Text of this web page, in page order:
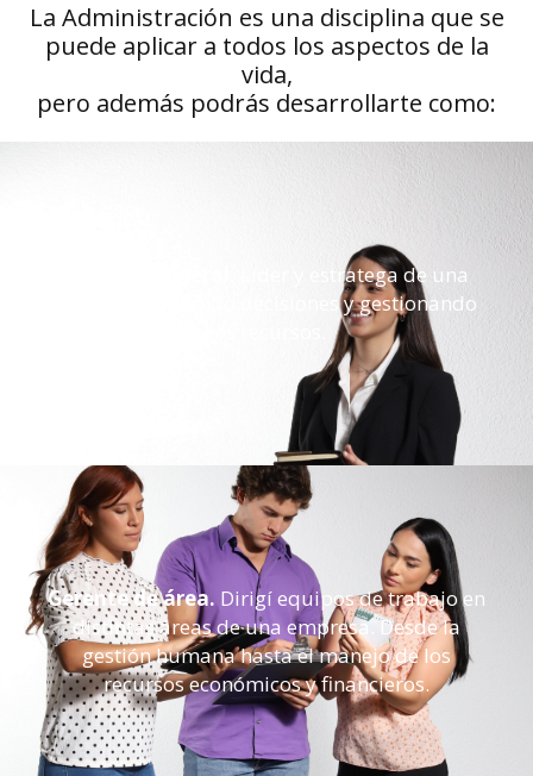
La Administración es una disciplina que se
puede aplicar a todos los aspectos de la
vida,
pero además podrás desarrollarte como:
Líder y estratega de una
empresa, tomando decisiones y gestionando
Gerente de área. Dirigí equipos de trabajo en
distintas áreas de una empresa. Desde la
gestión humana hasta el manejo de los
recursos económicos y financieros.